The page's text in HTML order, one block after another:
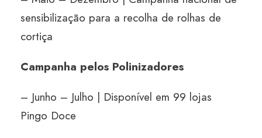
sensibilização para a recolha de rolhas de
cortiça
Campanha pelos Polinizadores
– Junho – Julho | Disponível em 99 lojas
Pingo Doce